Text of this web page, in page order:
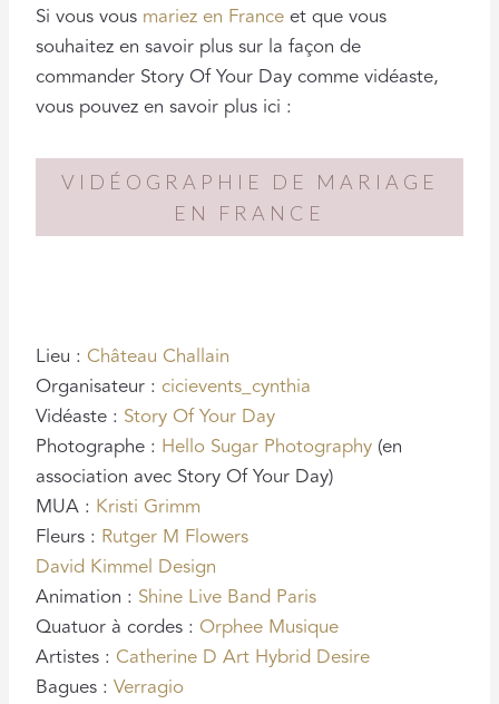
Si vous vous mariez en Franceet que vous
souhaitez en savoir plus sur la façon de
commander Story Of Your Day comme vidéaste,
vous pouvez en savoir plus ici :
VIDÉOGRAPHIE DE MARIAGE
EN FRANCE
Lieu : Château Challain
Organisateur : cicievents_cynthia
Vidéaste : Story Of Your Day
Photographe : Hello Sugar Photography (en
association avec Story Of Your Day)
MUA : Kristi Grimm
Fleurs : Rutger M Flowers
David Kimmel Design
Animation : Shine Live Band Paris
Quatuor à cordes : Orphee Musique
Artistes : Catherine D Art Hybrid Desire
Bagues : Verragio